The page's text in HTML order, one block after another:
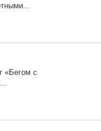
«Бегом с